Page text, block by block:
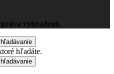
vyhradené.
hľadáte.